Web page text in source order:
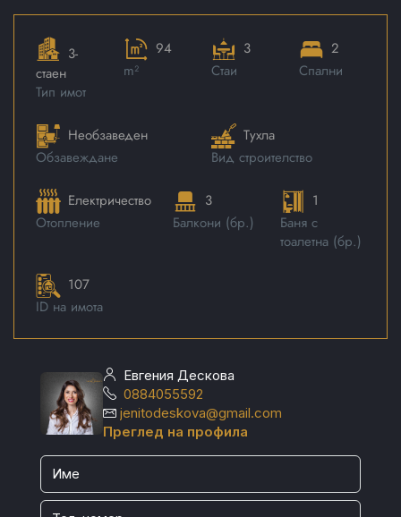
3-
стаен
Тип имот
94
m²
3
Стаи
2
Спални
Необзаведен
Обзавеждане
Тухла
Вид строителство
Електричество
Отопление
3
Балкони (бр.)
1
Баня с
тоалетна (бр.)
107
ID на имота
Евгения Дескова
0884055592
jenitodeskova@gmail.com
Преглед на профила